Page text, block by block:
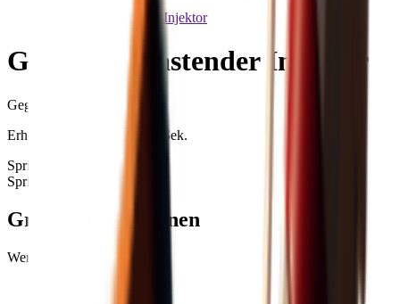
Gewichtsbelastender Injektor
Gewichtsbelastender Injektor
Gegenstands-ID
Erhöht die Traglast für 240 Sek.
Spritze
Spritze
+99
Grundinformationen
Wert